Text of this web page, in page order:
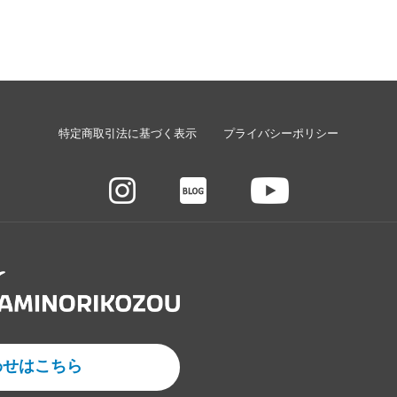
特定商取引法に基づく表示 プライバシーポリシー
はこちら